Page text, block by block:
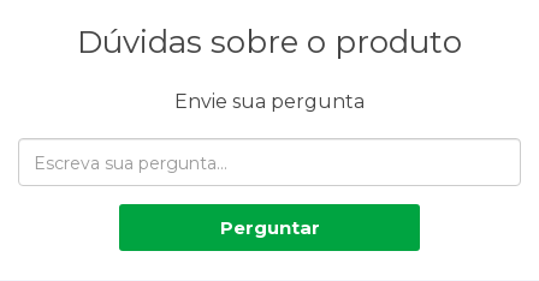
Dúvidas sobre o produto
Envie sua pergunta
Perguntar